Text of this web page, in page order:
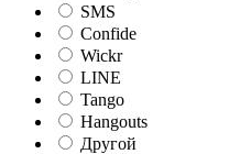
SMS
Confide
Wickr
LINE
Tango
Hangouts
Другой